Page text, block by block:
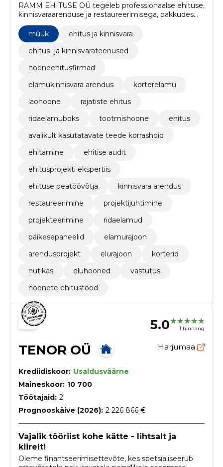
RAMM EHITUSE OÜ tegeleb professionaalse ehituse,
kinnisvaraarenduse ja restaureerimisega, pakkudes
müük
ehitus ja kinnisvara
ehitus- ja kinnisvarateenused
hooneehitusfirmad
elamukinnisvara arendus
korterelamu
laohoone
rajatiste ehitus
ridaelamuboks
tootmishoone
ehitus
avalikult kasutatavate teede korrashoid
ehitamine
ehitise audit
ehitusprojekti ekspertiis
ehituse peatöövõtja
kinnisvara arendus
restaureerimine
projektijuhtimine
projekteerimine
ridaelamud
päikesepaneelid
elamurajoon
arendusprojekt
elurajoon
korterid
nutikas
eluhooned
vastutus
hoonete ehitustööd
5.0 1 hinnang
TENOR OÜ Harjumaa
Krediidiskoor: Usaldusväärne
Maineskoor: 10 700
Töötajaid: 2
Prognooskäive (2026): 2 226 866 €
Vajalik tööriist kohe kätte - lihtsalt ja
kiirelt!
Oleme finantseerimisettevõte, kes spetsialiseerub